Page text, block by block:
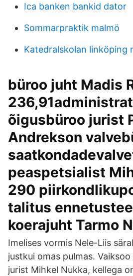
Ica banken bankid dator
Sommarpraktik malmö
Katedralskolan linköping
büroo juht Madis
õigusbüroo jurist
Andrekson
peaspetsialist
290
talitus
koerajuht Tarmo
Imelises vormis Nele-Liis
justkui omas pulmas.
jurist Mihkel Nukka, kellega